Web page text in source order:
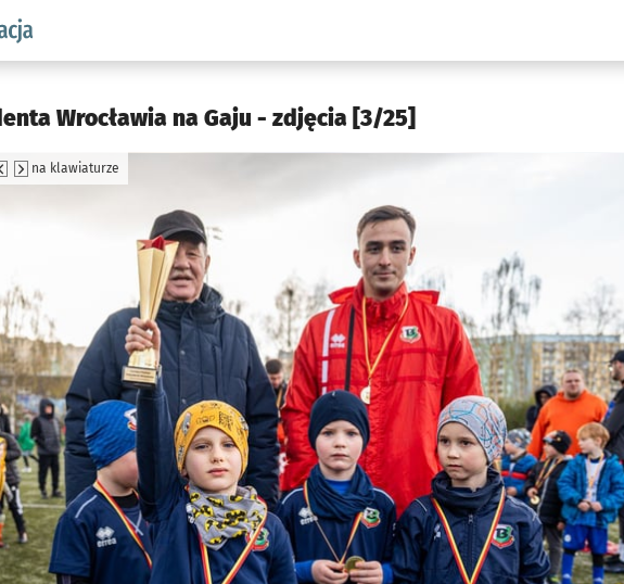
Sport i rekreacja
Wrocławia na Gaju - zdjęcia [3/25]
na klawiaturze